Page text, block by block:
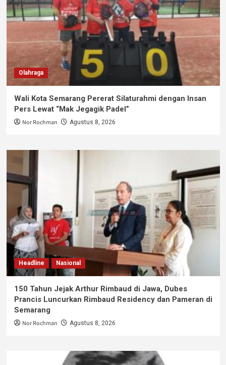
Olahraga
Wali Kota Semarang Pererat Silaturahmi dengan Insan
Pers Lewat “Mak Jegagik Padel”
Nor Rochman Agustus 8, 2026
Headline Nasional
150 Tahun Jejak Arthur Rimbaud di Jawa, Dubes
Prancis Luncurkan Rimbaud Residency dan Pameran di
Semarang
Nor Rochman Agustus 8, 2026